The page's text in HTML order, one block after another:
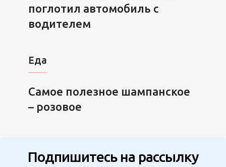
поглотил автомобиль с
водителем
Еда
Самое полезное шампанское
– розовое
Подпишитесь на рассылку